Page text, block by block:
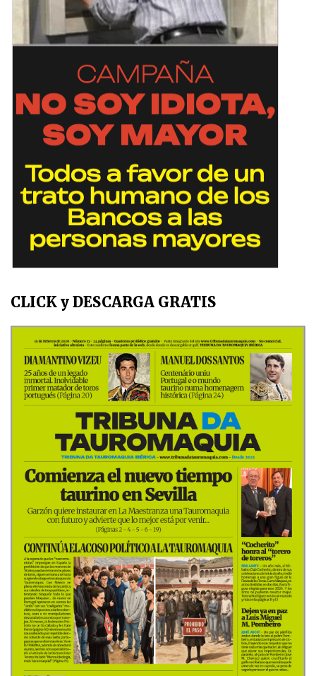
CLICK y DESCARGA GRATIS